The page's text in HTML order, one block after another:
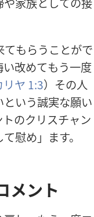
てもらうことがで
い改めてもう一度
リヤ 1:3）その人
という誠実な願い
のクリスチャン
て慰め」ます。
メント